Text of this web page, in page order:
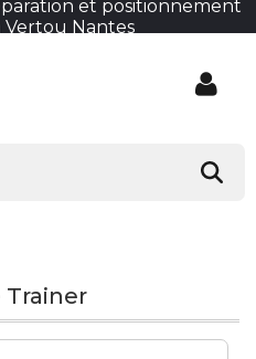
et positionnement
Vertou Nantes
Trainer